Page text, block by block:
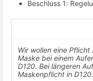
Beschluss 1:
Wir wollen eine
Maske bei einem
D120. Bei längeren
Maskenpflicht in D120.